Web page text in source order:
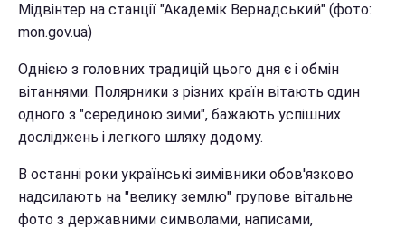
Мідвінтер на станції "Академік Вернадський" (фото:
mon.gov.ua)
Однією з головних традицій цього дня є і обмін
вітаннями. Полярники з різних країн вітають один
одного з "серединою зими", бажають успішних
досліджень і легкого шляху додому.
В останні роки українські зимівники обов'язково
надсилають на "велику землю" групове вітальне
фото з державними символами, написами,